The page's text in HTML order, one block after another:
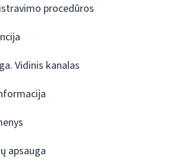
procedūros
Vidinis kanalas
apsauga